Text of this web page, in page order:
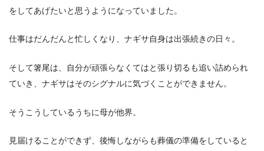
をしてあげたいと思うようになっていました。
仕事はだんだんと忙しくなり、ナギサ自身は出張続きの日々。
そして箸尾は、自分が頑張らなくてはと張り切るも追い詰められ
ていき、ナギサはそのシグナルに気づくことができません。
そうこうしているうちに母が他界。
見届けることができず、後悔しながらも葬儀の準備をしていると